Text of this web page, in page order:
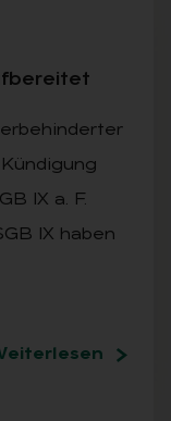
IX a. F.
IX haben